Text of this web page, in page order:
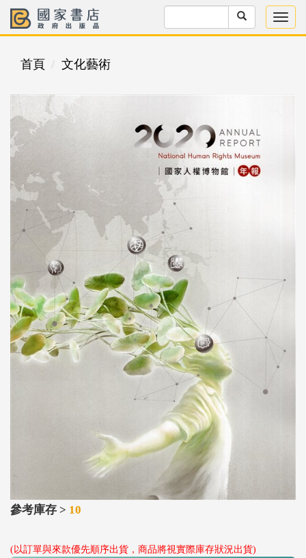
首頁 文化藝術
參考庫存 > 10
(以訂單與來款優先順序出貨，商品將視實際庫存狀況出貨)